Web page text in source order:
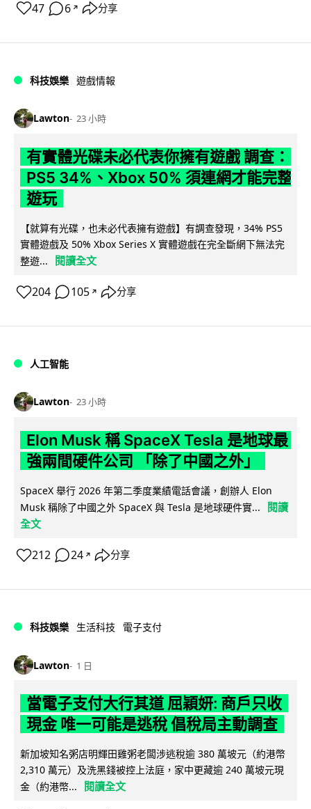
47 6 ↗ 分享
科技娛樂 遊戲情報
Lawton 23 小時
有實體光碟未必代表你擁有遊戲 調查：
PS5 34%、Xbox 50% 須連網才能完整
遊玩
【就算有光碟，也未必代表擁有遊戲】有調查發現，34% PS5
實體遊戲及 50% Xbox Series X 實體遊戲在完全斷網下無法完
整遊...
閱讀全文
204 105 ↗ 分享
人工智能
Lawton 23 小時
Elon Musk 稱 SpaceX Tesla 是地球最
強兩間硬件公司 「除了中國之外」
SpaceX 舉行 2026 年第二季度業績電話會議，創辦人 Elon
Musk 稱除了中國之外 SpaceX 與 Tesla 是地球硬件實...
閱讀
全文
212 24 ↗ 分享
科技娛樂 生活科技 電子支付
Lawton 1 日
當電子支付大行其道 屈穎妍: 商戶只收
現金 唯一可能是逃稅 倡稅局主動調查
新加坡知名粥店明輝田雞粥老闆涉逃稅逾 380 萬坡元（約港幣
2,310 萬元）及洗黑錢被控上法庭，家中更藏逾 240 萬坡元現
金（約港幣...
閱讀全文